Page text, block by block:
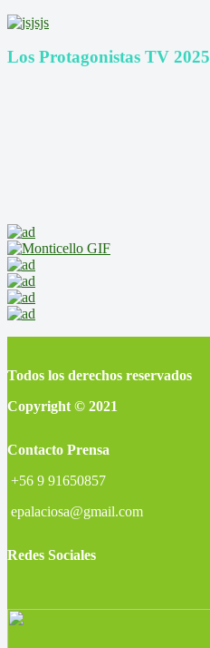
Los Protagonistas TV 2025
Todos los derechos reservados
Copyright © 2021
Contacto Prensa
+56 9 91650857
epalaciosa@gmail.com
Redes Sociales